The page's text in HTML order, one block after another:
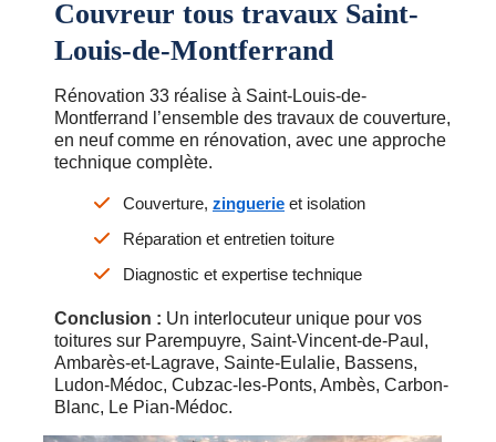
Couvreur tous travaux Saint-
Louis-de-Montferrand
Rénovation 33 réalise à Saint-Louis-de-
Montferrand l’ensemble des travaux de couverture,
en neuf comme en rénovation, avec une approche
technique complète.
Couverture, zinguerie et isolation
Réparation et entretien toiture
Diagnostic et expertise technique
Conclusion : Un interlocuteur unique pour vos
toitures sur Parempuyre, Saint-Vincent-de-Paul,
Ambarès-et-Lagrave, Sainte-Eulalie, Bassens,
Ludon-Médoc, Cubzac-les-Ponts, Ambès, Carbon-
Blanc, Le Pian-Médoc.